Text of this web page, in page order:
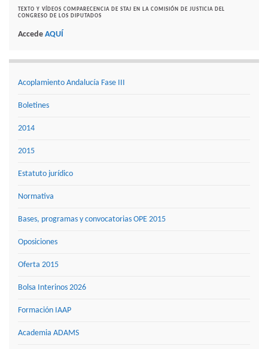
TEXTO Y VÍDEOS COMPARECENCIA DE STAJ EN LA COMISIÓN DE JUSTICIA DEL
CONGRESO DE LOS DIPUTADOS
Accede AQUÍ
Acoplamiento Andalucía Fase III
Boletines
2014
2015
Estatuto jurídico
Normativa
Bases, programas y convocatorias OPE 2015
Oposiciones
Oferta 2015
Bolsa Interinos 2026
Formación IAAP
Academia ADAMS